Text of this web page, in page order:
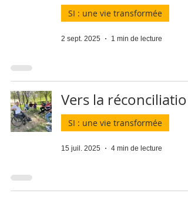
SI : une vie transformée
2 sept. 2025 1 min de lecture
Vers la réconciliation
SI : une vie transformée
15 juil. 2025 4 min de lecture